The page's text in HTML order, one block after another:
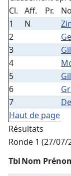
Cl.
Aff. Pr.
1
N
2
3
4
5
6
7
Haut de page
Résultats
Ronde 1 (27/07/
TblNom